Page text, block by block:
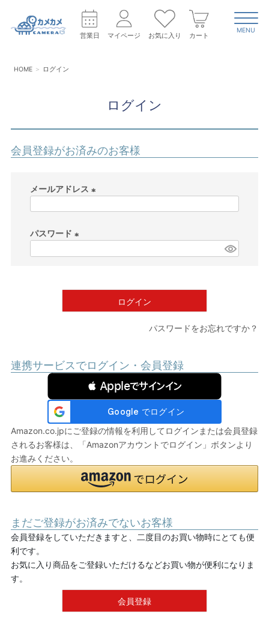
営業日 マイページ お気に入り カート
MENU
HOME ログイン
ログイン
会員登録がお済みのお客様
メールアドレス
パスワード
)
ログイン
パスワードをお忘れですか？
連携サービスでログイン・会員登録
 Appleでサインイン
Amazon.co.jpにご登録の情報を利用してログインまたは会員登録
されるお客様は、「Amazonアカウントでログイン」ボタンより
お進みください。
まだご登録がお済みでないお客様
会員登録をしていただきますと、二度目のお買い物時にとても便
利です。
お気に入り商品をご登録いただけるなどお買い物が便利になりま
す。
会員登録